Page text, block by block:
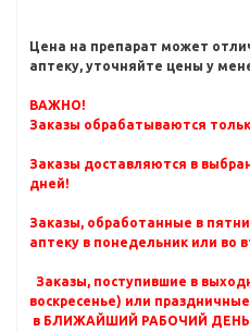
Цена на препарат может
аптеку, уточняйте цены у
ВАЖНО!
Заказы обрабатываются
Заказы доставляются в
дней!
Заказы, обработанные в
аптеку в понедельник или во
Заказы, поступившие в
воскресенье) или
в БЛИЖАЙШИЙ РАБОЧИЙ ДЕНЬ,